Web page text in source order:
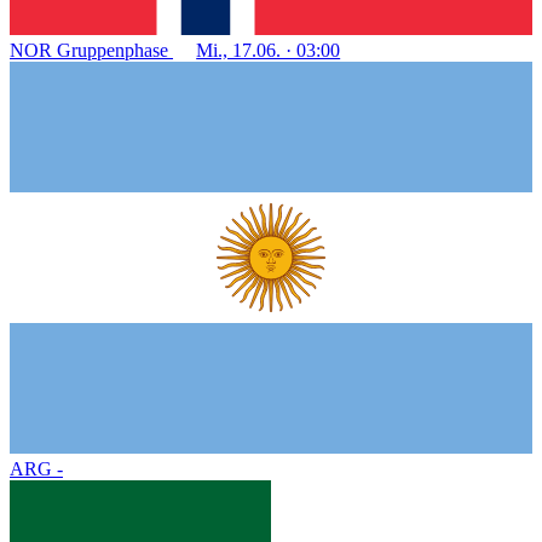
NOR Gruppenphase Mi., 17.06. · 03:00
ARG -